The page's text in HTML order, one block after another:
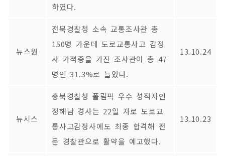
하였다.
뉴스원
전북경찰청 소속 교통조사관 총
150명 가운데 도로교통사고 감정
사 가젹증을 가진 조사관이 총 47
명인 31.3%로 늘었다.
13.10.24
뉴시스
충북경찰청 폴림픽 우수 성적자인
정해남 경사는 22일 자로 도로교
통사고감정사에도 최종 합격해 전
문 경찰관으로 활약을 예고했다.
13.10.23